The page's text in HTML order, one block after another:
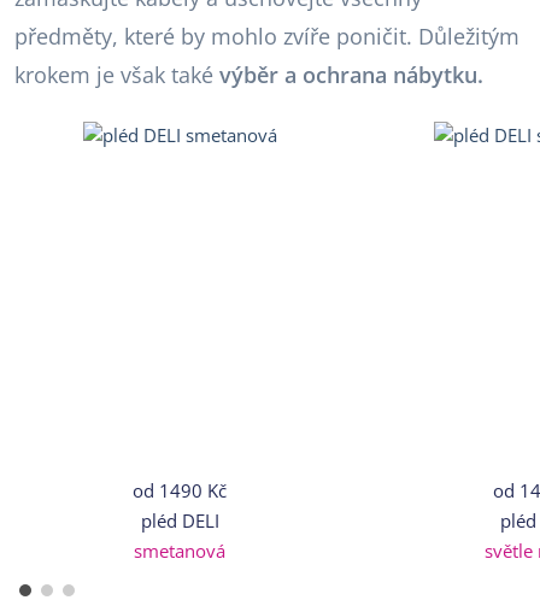
předměty, které by mohlo zvíře poničit. Důležitým
krokem je však také výběr a ochrana nábytku.
od 1490 Kč
pléd DELI
smetanová
od
pléd
světle